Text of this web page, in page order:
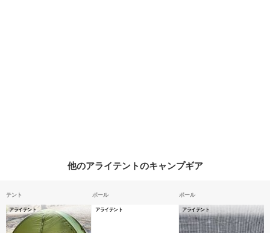
他のアライテントのキャンプギア
テント
アライテント
ポール
アライテント
ポール
アライテント